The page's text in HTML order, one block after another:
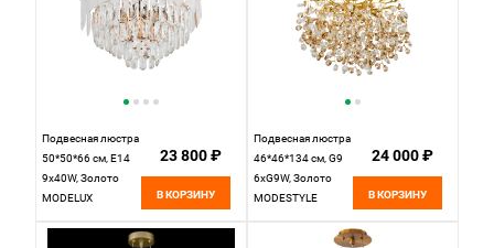
Подвесная люстра
50*50*66 см, Е14
9x40W, Золото
MODELUX
23 800 ₽
В КОРЗИНУ
Подвесная люстра
46*46*134 см, G9
6xG9W, Золото
MODESTYLE
24 000 ₽
В КОРЗИНУ